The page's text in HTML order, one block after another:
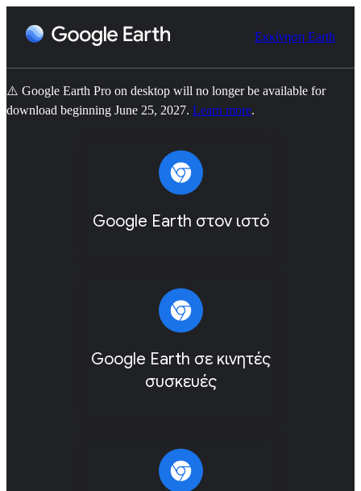
Εκκίνηση Earth
⚠️ Google Earth Pro on desktop will no longer be available for
download beginning June 25, 2027. Learn more.
Google Earth στον ιστό
Google Earth σε κινητές
συσκευές